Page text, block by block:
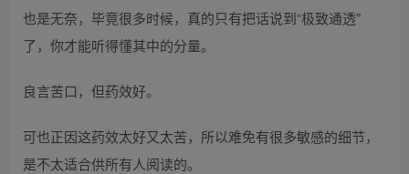
也是无奈，毕竟很多时候，真的只有把话说到“极致通透”
了，你才能听得懂其中的分量。
良言苦口，但药效好。
可也正因这药效太好又太苦，所以难免有很多敏感的细节，
是不太适合供所有人阅读的。